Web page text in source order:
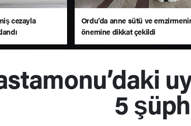
cezayla
Ordu’da anne sütü ve
önemine dikkat çekildi
5